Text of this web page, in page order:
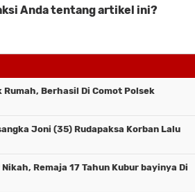
Komentar
Anda tentang artikel ini?
Rumah, Berhasil Di Comot Polsek
Joni (35) Rudapaksa Korban Lalu
Remaja 17 Tahun Kubur bayinya Di